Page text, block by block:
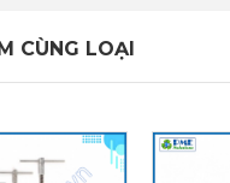
CÙNG LOẠI